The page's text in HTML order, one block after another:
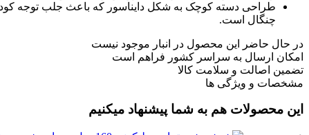
چنگال است.
در حال حاضر این محصول در انبار موجود نیست
امکان ارسال به سراسر کشور فراهم است
تضمین اصالت و سلامت کالا
مشخصات و ویژگی ها
این محصولات هم به شما پیشنهاد میکنیم